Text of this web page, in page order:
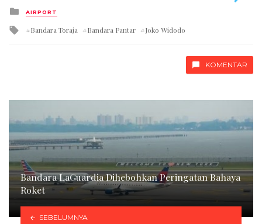
Posted
in
AIRPORT
Tagged
Bandara Toraja Bandara Pantar Joko Widodo
KOMENTAR
Bandara LaGuardia Dihebohkan Peringatan Bahaya
Roket
SEBELUMNYA